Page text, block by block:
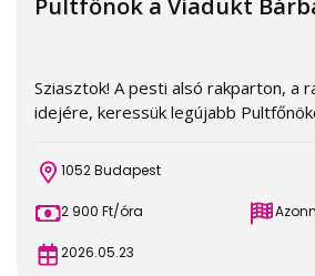
Pultfőnök a Viadukt
Sziasztok! A pesti alsó rakparton, a
idejére, keressük legújabb
1052 Budapest
2 900 Ft/óra
2026.05.23